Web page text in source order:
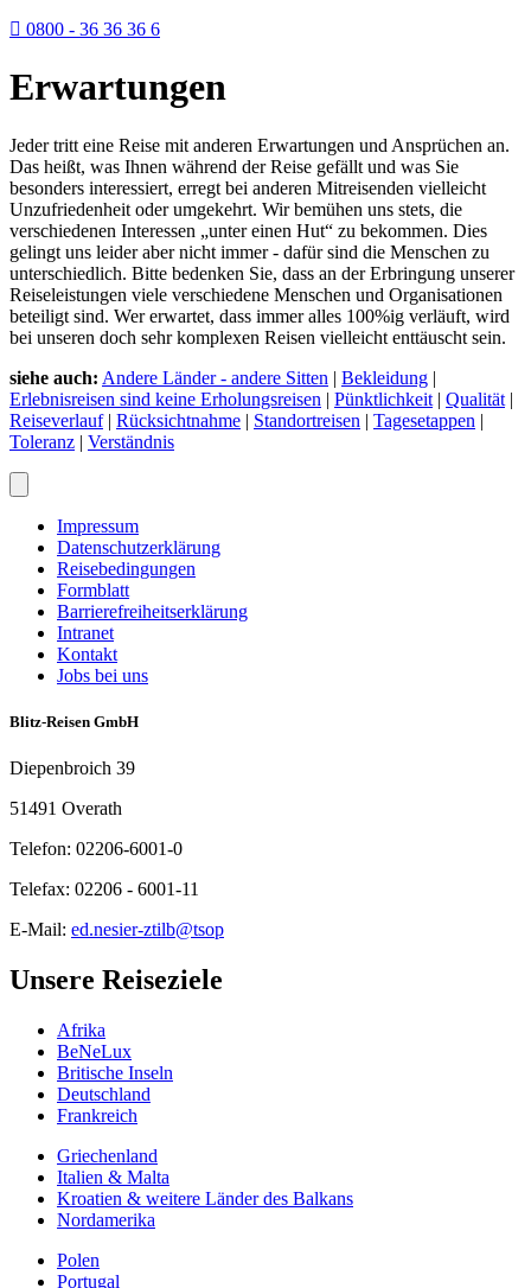
0800 - 36 36 36 6
Erwartungen
Jeder tritt eine Reise mit anderen Erwartungen und Ansprüchen an.
Das heißt, was Ihnen während der Reise gefällt und was Sie
besonders interessiert, erregt bei anderen Mitreisenden vielleicht
Unzufriedenheit oder umgekehrt. Wir bemühen uns stets, die
verschiedenen Interessen „unter einen Hut“ zu bekommen. Dies
gelingt uns leider aber nicht immer - dafür sind die Menschen zu
unterschiedlich. Bitte bedenken Sie, dass an der Erbringung unserer
Reiseleistungen viele verschiedene Menschen und Organisationen
beteiligt sind. Wer erwartet, dass immer alles 100%ig verläuft, wird
bei unseren doch sehr komplexen Reisen vielleicht enttäuscht sein.
siehe auch: Andere Länder - andere Sitten | Bekleidung |
Erlebnisreisen sind keine Erholungsreisen | Pünktlichkeit | Qualität |
Reiseverlauf| Rücksichtnahme | Standortreisen | Tagesetappen |
Toleranz | Verständnis
Impressum
Datenschutzerklärung
Reisebedingungen
Formblatt
Barrierefreiheitserklärung
Intranet
Kontakt
Jobs bei uns
Blitz-Reisen GmbH
Diepenbroich 39
51491 Overath
Telefon: 02206-6001-0
Telefax: 02206 - 6001-11
E-Mail: ed.nesier-ztilb@tsop
Unsere Reiseziele
Afrika
BeNeLux
Britische Inseln
Deutschland
Frankreich
Griechenland
Italien & Malta
Kroatien & weitere Länder des Balkans
Nordamerika
Polen
Portugal